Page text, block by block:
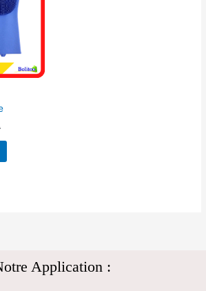
Application :